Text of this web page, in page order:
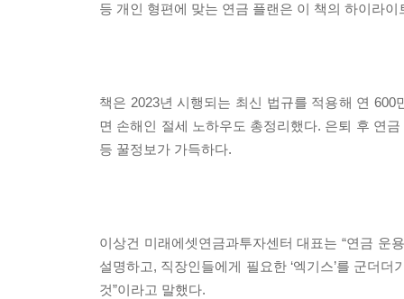
등 개인 형편에 맞는 연금 플랜은 이 책의 하이라이
책은 2023년 시행되는 최신 법규를 적용해 연
면 손해인 절세 노하우도 총정리했다. 은퇴 후 연
등 꿀정보가 가득하다.
이상건 미래에셋연금과투자센터 대표는 “연금
설명하고, 직장인들에게 필요한 ‘엑기스’를 군더
것”이라고 말했다.